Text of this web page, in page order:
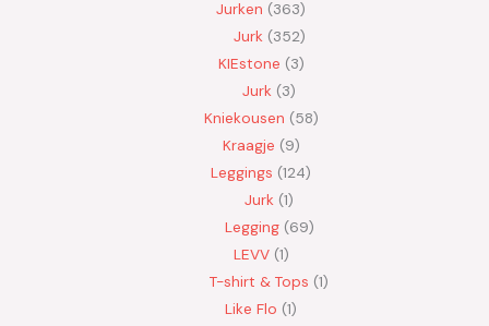
Jurken 363
Jurk 352
KIEstone 3
Jurk 3
Kniekousen 58
Kraagje 9
Leggings 124
Jurk 1
Legging 69
LEVV 1
T-shirt & Tops 1
Like Flo 1